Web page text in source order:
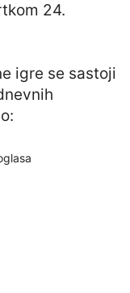
24.
igre se sastoji